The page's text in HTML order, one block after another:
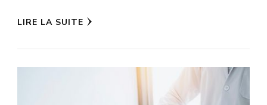
LIRE LA SUITE